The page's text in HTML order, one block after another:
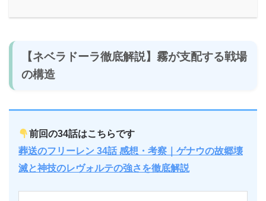
【ネベラドーラ徹底解説】霧が支配する戦場
の構造
前回の34話はこちらです
葬送のフリーレン 34話 感想・考察｜ゲナウの故郷壊
滅と神技のレヴォルテの強さを徹底解説